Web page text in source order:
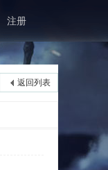
注册
返回列表